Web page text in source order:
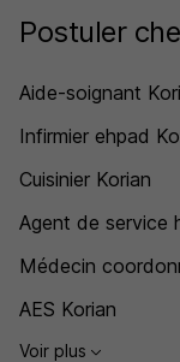
Postuler
Aide-soignant
Infirmier ehpad
Cuisinier Korian
Agent de service
Médecin
AES Korian
Voir plus